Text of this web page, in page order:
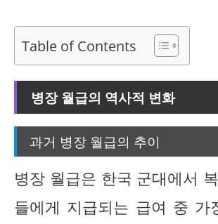
Table of Contents
병장 월급의 역사적 변화
과거 병장 월급의 추이
병장 월급은 한국 군대에서
들에게 지급되는 급여 중 가